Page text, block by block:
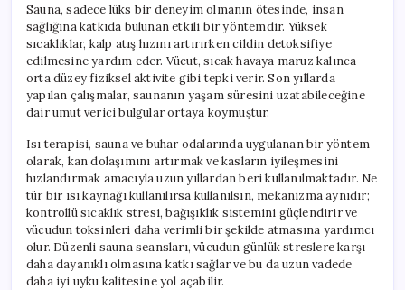
Hangi
Sauna
Tercih
Edilmeli?
için
Sauna, sadece lüks bir deneyim olmanın ötesinde, insan
sağlığına katkıda bulunan etkili bir yöntemdir. Yüksek
sıcaklıklar, kalp atış hızını artırırken cildin detoksifiye
edilmesine yardım eder. Vücut, sıcak havaya maruz kalınca
orta düzey fiziksel aktivite gibi tepki verir. Son yıllarda
yapılan çalışmalar, saunanın yaşam süresini uzatabileceğine
dair umut verici bulgular ortaya koymuştur.
Isı terapisi, sauna ve buhar odalarında uygulanan bir yöntem
olarak, kan dolaşımını artırmak ve kasların iyileşmesini
hızlandırmak amacıyla uzun yıllardan beri kullanılmaktadır. Ne
tür bir ısı kaynağı kullanılırsa kullanılsın, mekanizma aynıdır;
kontrollü sıcaklık stresi, bağışıklık sistemini güçlendirir ve
vücudun toksinleri daha verimli bir şekilde atmasına yardımcı
olur. Düzenli sauna seansları, vücudun günlük streslere karşı
daha dayanıklı olmasına katkı sağlar ve bu da uzun vadede
daha iyi uyku kalitesine yol açabilir.